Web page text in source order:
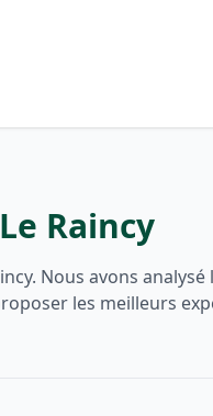
Raincy
Nous avons analysé
les meilleurs